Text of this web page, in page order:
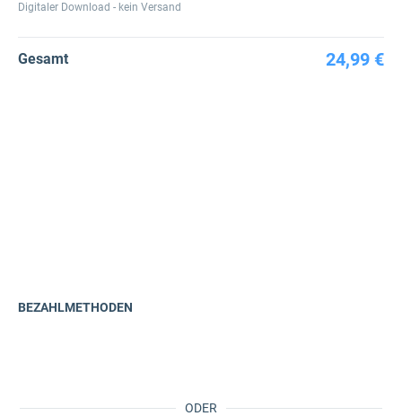
Digitaler Download - kein Versand
Gesamt 24,99 €
ODER
BEZAHLMETHODEN